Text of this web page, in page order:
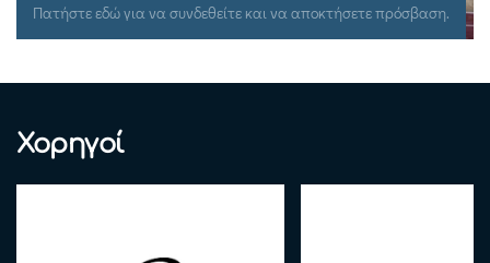
Πατήστε εδώ για να συνδεθείτε και να αποκτήσετε πρόσβαση.
Χορηγοί